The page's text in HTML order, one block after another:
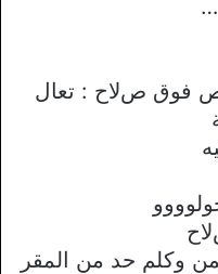
…
فوق صﻻح : تعال
وكلم حد من المقر